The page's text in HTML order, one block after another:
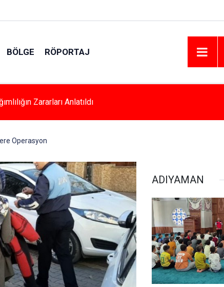
BÖLGE RÖPORTAJ
Ve Yüzme Merkezi Yükseliyor
Operasyon
ADIYAMAN